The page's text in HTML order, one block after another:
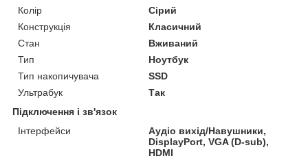
Колір
Сірий
Конструкція
Класичний
Стан
Вживаний
Тип
Ноутбук
Тип накопичувача
SSD
Ультрабук
Так
Підключення і зв'язок
Інтерфейси
Аудіо вихід/Навушники,
DisplayPort, VGA (D-sub),
HDMI